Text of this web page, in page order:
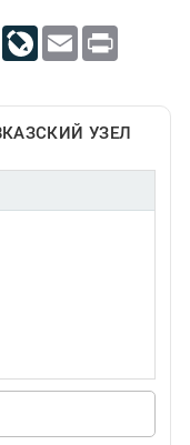
LiveJournal
Email Print
УЗЕЛ